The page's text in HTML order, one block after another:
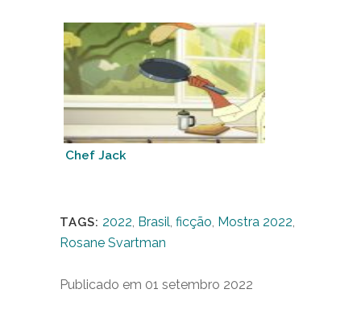
Chef Jack
TAGS: 2022, Brasil, ficção, Mostra 2022,
Rosane Svartman
Publicado em 01 setembro 2022